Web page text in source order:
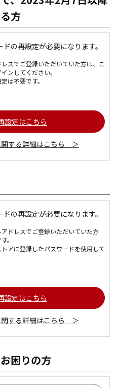
方
の再設定が必要になります。
スでご登録いただいていた方は、こ
ンしてください。
は不要です。
設定はこちら
関する詳細はこちら ＞
の再設定が必要になります。
ドレスでご登録いただいていた方
。
アに登録したパスワードを使用して
設定はこちら
関する詳細はこちら ＞
困りの方